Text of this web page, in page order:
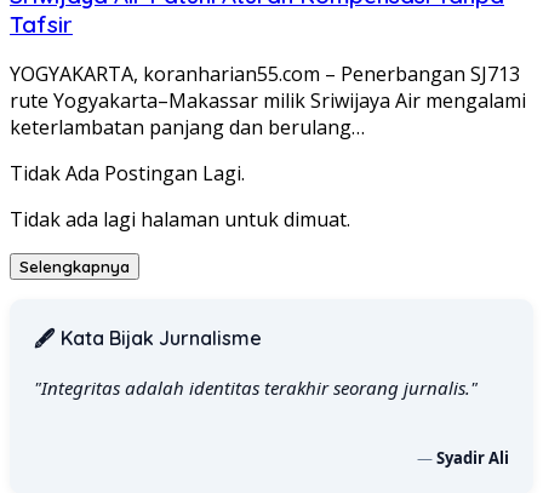
Tafsir
YOGYAKARTA, koranharian55.com – Penerbangan SJ713
rute Yogyakarta–Makassar milik Sriwijaya Air mengalami
keterlambatan panjang dan berulang…
Tidak Ada Postingan Lagi.
Tidak ada lagi halaman untuk dimuat.
Selengkapnya
🖋️ Kata Bijak Jurnalisme
"Integritas adalah identitas terakhir seorang jurnalis."
—Syadir Ali